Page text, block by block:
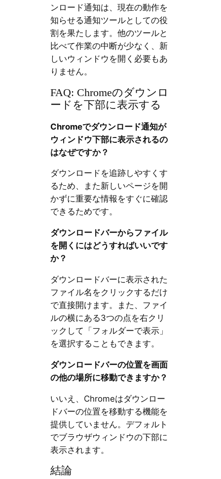
ンロード通知は、現在の動作を
知らせる通知ツールとしての役
割を果たします。他のツールと
比べて作業の中断が少なく、新
しいウィンドウを開く必要もあ
りません。
FAQ: Chromeのダウンロ
ードを下部に表示する
Chromeでダウンロード通知が
ウィンドウ下部に表示されるの
はなぜですか？
ダウンロードを追跡しやすくす
るため、また新しいページを開
かずに重要な情報をすぐに確認
できるためです。
ダウンロードバーからファイル
を開くにはどうすればいいです
か？
ダウンロードバーに表示された
ファイル名をクリックするだけ
で直接開けます。また、ファイ
ルの横にある3つの点を右クリ
ックして「フォルダーで表示」
を選択することもできます。
ダウンロードバーの位置を画面
の他の場所に移動できますか？
いいえ、Chromeはダウンロー
ドバーの位置を移動する機能を
提供していません。デフォルト
でブラウザウィンドウの下部に
表示されます。
結論